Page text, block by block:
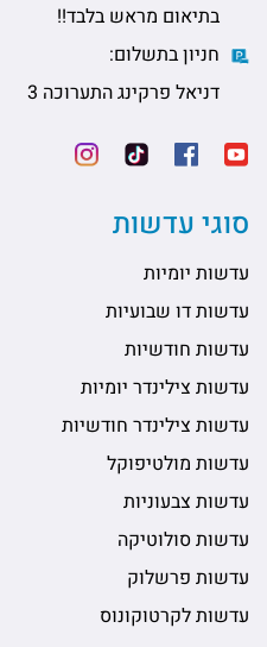
בתיאום מראש בלבד!!
חניון בתשלום:
דניאל פרקינג התערוכה 3
סוגי עדשות
עדשות יומיות
עדשות דו שבועיות
עדשות חודשיות
עדשות צילינדר יומיות
עדשות צילינדר חודשיות
עדשות מולטיפוקל
עדשות צבעוניות
עדשות סולוטיקה
עדשות פרשלוק
עדשות לקרטוקונוס